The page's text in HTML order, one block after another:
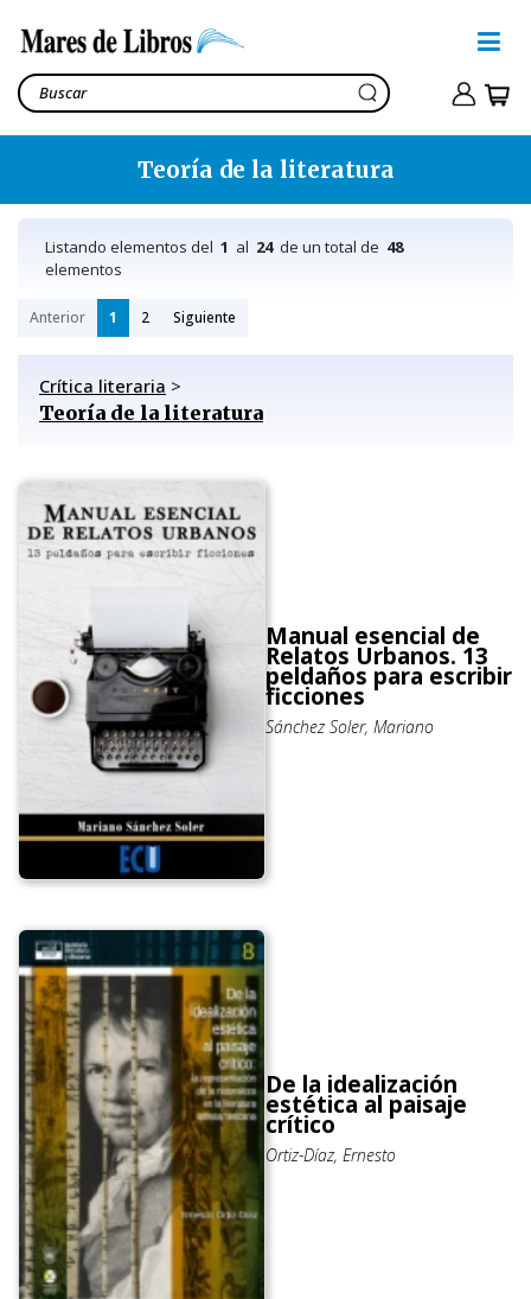
Teoría de la literatura
Listando elementos del 1 al 24de un total de 48
elementos
Anterior 1 2 Siguiente
Crítica literaria >
Teoría de la literatura
Manual esencial de
Relatos Urbanos. 13
peldaños para escribir
ficciones
Sánchez Soler, Mariano
De la idealización
estética al paisaje
crítico
Ortiz-Díaz, Ernesto